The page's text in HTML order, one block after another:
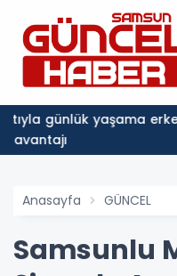
11:48Tavuk yüklü tır, önündeki kamyona çarptı: 2
Anasayfa GÜNCEL
Samsunlu